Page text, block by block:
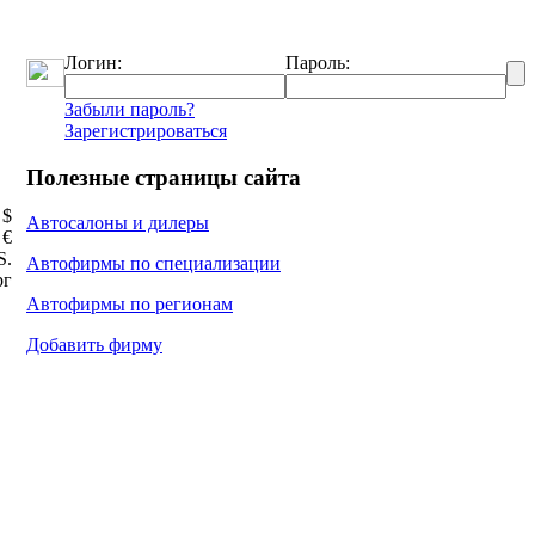
Логин: Пароль:
Забыли пароль?
Зарегистрироваться
Полезные страницы сайта
Автосалоны и дилеры
Автофирмы по специализации
Автофирмы по регионам
Добавить фирму